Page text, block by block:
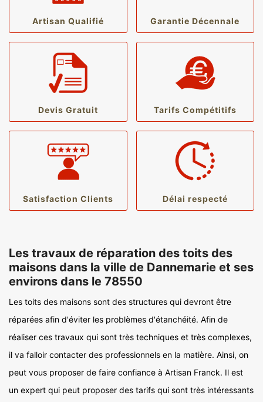
Artisan Qualifié Garantie Décennale
Devis Gratuit Tarifs Compétitifs
Satisfaction Clients Délai respecté
Les travaux de réparation des toits des
maisons dans la ville de Dannemarie et ses
environs dans le 78550
Les toits des maisons sont des structures qui devront être
réparées afin d'éviter les problèmes d'étanchéité. Afin de
réaliser ces travaux qui sont très techniques et très complexes,
il va falloir contacter des professionnels en la matière. Ainsi, on
peut vous proposer de faire confiance à Artisan Franck. Il est
un expert qui peut proposer des tarifs qui sont très intéressants